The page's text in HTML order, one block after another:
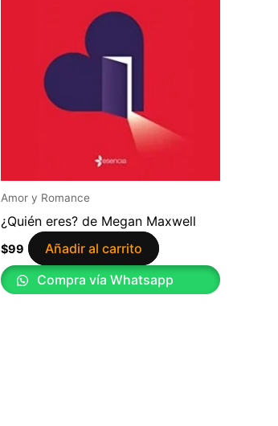
Amor y Romance
¿Quién eres? de Megan Maxwell
$99
Añadir al carrito
Compra vía Whatsapp